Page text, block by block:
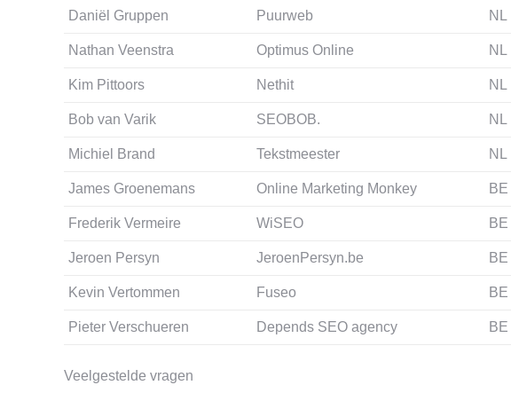
Daniël Gruppen Puurweb NL
Nathan Veenstra Optimus Online NL
Kim Pittoors Nethit NL
Bob van Varik SEOBOB. NL
Michiel Brand Tekstmeester NL
James Groenemans Online Marketing Monkey BE
Frederik Vermeire WiSEO BE
Jeroen Persyn JeroenPersyn.be BE
Kevin Vertommen Fuseo BE
Pieter Verschueren Depends SEO agency BE
Veelgestelde vragen